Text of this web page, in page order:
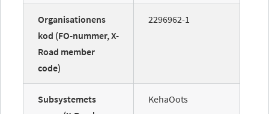
Organisationens
kod (FO-nummer, X-
Road member
code)
2296962-1
Subsystemets
KehaOots